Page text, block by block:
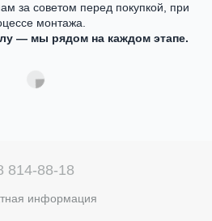
за советом перед покупкой, при
монтажа.
— мы рядом на каждом этапе.
814-88-18
информация